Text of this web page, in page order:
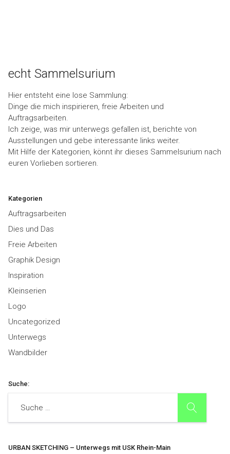
echt Sammelsurium
Hier entsteht eine lose Sammlung:
Dinge die mich inspirieren, freie Arbeiten und
Auftragsarbeiten.
Ich zeige, was mir unterwegs gefallen ist, berichte von
Ausstellungen und gebe interessante links weiter.
Mit Hilfe der Kategorien, könnt ihr dieses Sammelsurium nach
euren Vorlieben sortieren.
Kategorien
Auftragsarbeiten
Dies und Das
Freie Arbeiten
Graphik Design
Inspiration
Kleinserien
Logo
Uncategorized
Unterwegs
Wandbilder
Suche:
URBAN SKETCHING – Unterwegs mit USK Rhein-Main